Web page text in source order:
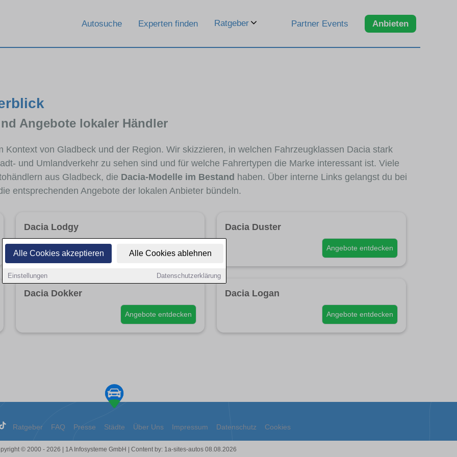
Alle Cookies akzeptieren Alle Cookies ablehnen
Einstellungen Datenschutzerklärung
Autosuche Experten finden Ratgeber Partner Events Anbieten
Angebote lokaler Händler
Kontext von Gladbeck und der Region. Wir skizzieren, in welchen Fahrzeugklassen Dacia stark
und Umlandverkehr zu sehen sind und für welche Fahrertypen die Marke interessant ist. Viele
aus Gladbeck, die Dacia-Modelle im Bestand haben. Über interne Links gelangst du bei
entsprechenden Angebote der lokalen Anbieter bündeln.
Dacia Lodgy Dacia Duster
Angebote entdecken
Dacia Dokker
Angebote entdecken
Dacia Logan
Angebote entdecken
Ratgeber FAQ Presse Städte Über Uns Impressum Datenschutz Cookies
© 2000 - 2026 | 1A Infosysteme GmbH | Content by: 1a-sites-autos 08.08.2026